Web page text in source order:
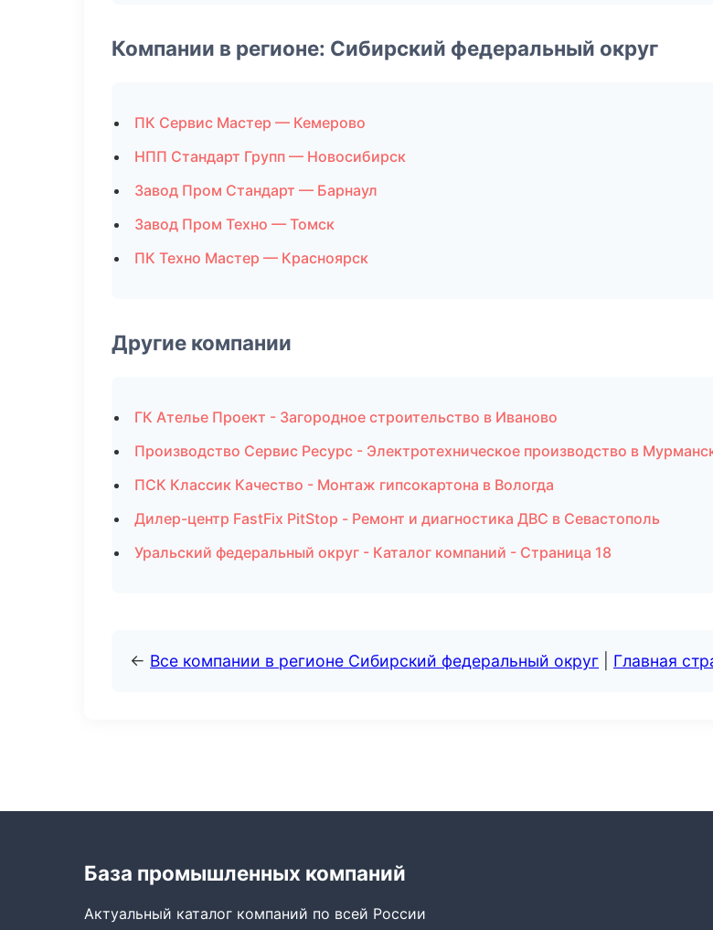
Компании в регионе: Сибирский федеральный округ
ПК Сервис Мастер — Кемерово
НПП Стандарт Групп — Новосибирск
Завод Пром Стандарт — Барнаул
Завод Пром Техно — Томск
ПК Техно Мастер — Красноярск
Другие компании
ГК Ателье Проект - Загородное строительство в Иваново
Производство Сервис Ресурс - Электротехническое производство в
ПСК Классик Качество - Монтаж гипсокартона в Вологда
Дилер-центр FastFix PitStop - Ремонт и диагностика ДВС в Севастополь
Уральский федеральный округ - Каталог компаний - Страница 18
← Все компании в регионе Сибирский федеральный округ Главная
База промышленных компаний
Актуальный каталог компаний по всей России